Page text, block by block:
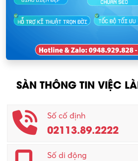
Nhân sự
Nhân viên kinh doanh
Nhân viên thu mua
Nhân viên CSKH
Phục vụ khác
Promotion Girl (PG)
Quản lý – Giám đốc
KCN Lập Thạch I
KCN Sông Lô I
KCN Tam Dương
SÀN THÔNG TIN VIỆC
Số cố định
02113.89.2222
Số di động